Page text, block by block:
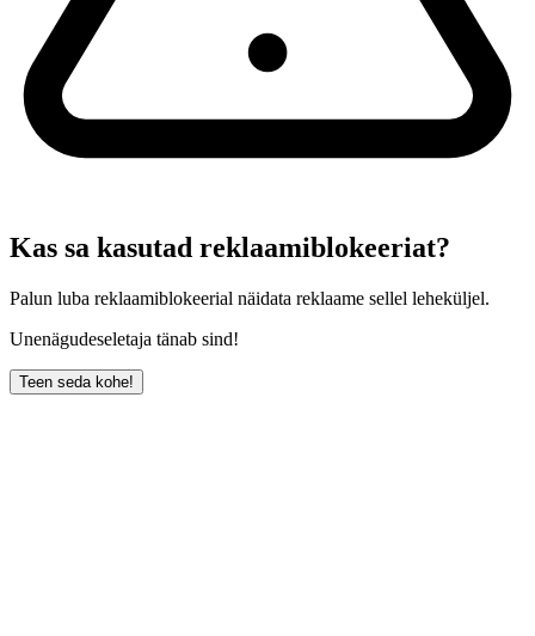
Kas sa kasutad reklaamiblokeeriat?
Palun luba reklaamiblokeerial näidata reklaame sellel leheküljel.
Unenägudeseletaja tänab sind!
Teen seda kohe!